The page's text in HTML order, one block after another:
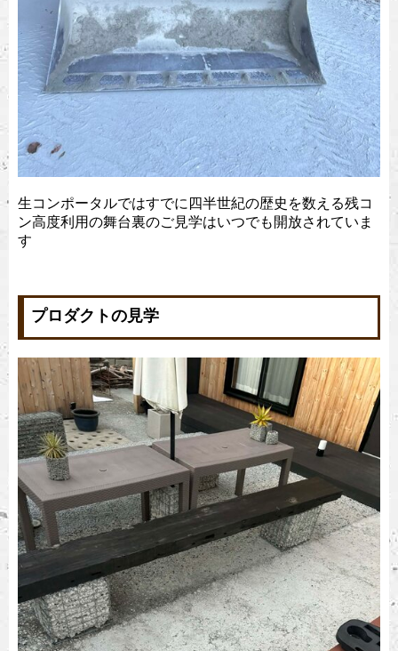
生コンポータルではすでに四半世紀の歴史を数える残コ
ン高度利用の舞台裏のご見学はいつでも開放されていま
す
プロダクトの見学